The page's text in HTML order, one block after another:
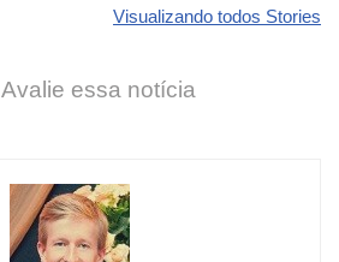
Visualizando todos Stories
Dodge pode ter
de emoção
que
Avalie essa notícia